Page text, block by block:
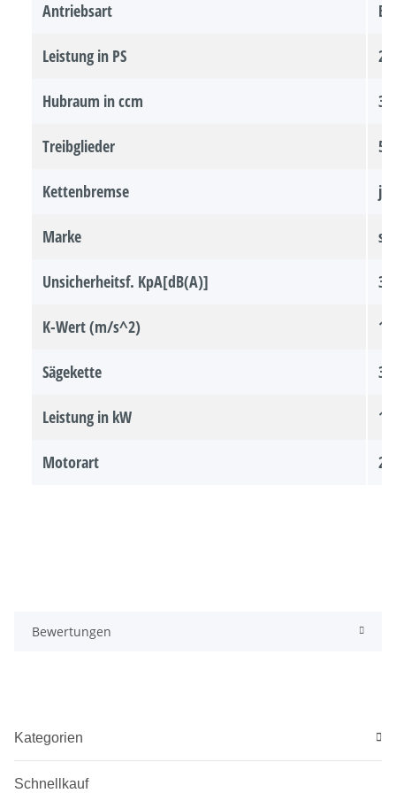
Antriebsart
Leistung in PS 2
Hubraum in ccm 35
Treibglieder
Kettenbremse ja
Marke
Unsicherheitsf. KpA[dB(A)] 3
K-Wert (m/s^2) 1
Sägekette 3/
Leistung in kW
Motorart 2-
Bewertungen
Kategorien
Schnellkauf